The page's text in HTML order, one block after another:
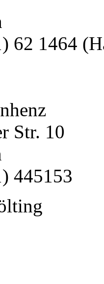
62 1464
Str. 10
445153